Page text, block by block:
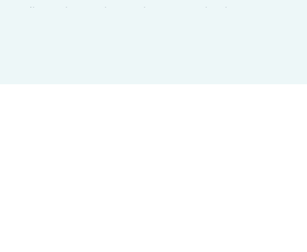
Wiltz
Echternach Bascharage Kayl
Tétange